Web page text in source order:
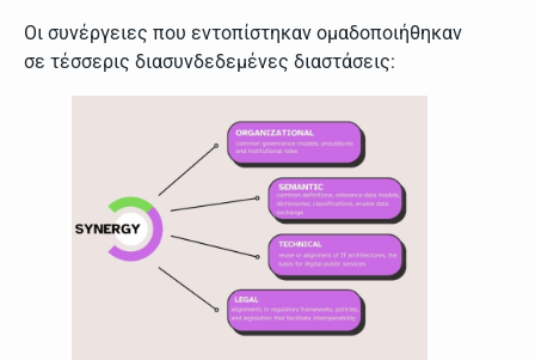
Οι συνέργειες που εντοπίστηκαν ομαδοποιήθηκαν
σε τέσσερις διασυνδεδεμένες διαστάσεις: